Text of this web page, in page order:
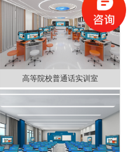
高等院校普通话实训室